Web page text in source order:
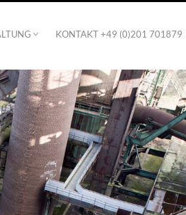
KONTAKT +49 (0)201 701879